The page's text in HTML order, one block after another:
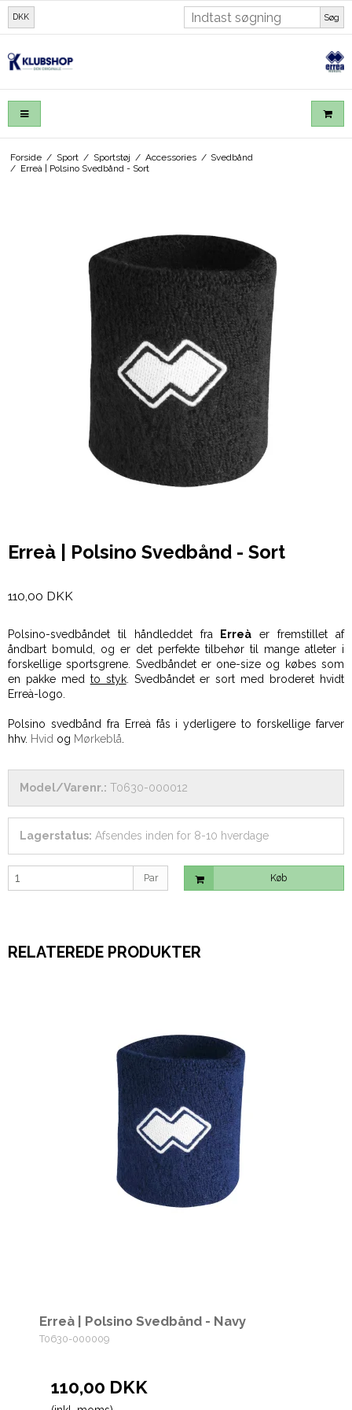
DKK Søg
Forside / Sport / Sportstøj / Accessories / Svedbånd
/ Erreà | Polsino Svedbånd - Sort
Erreà | Polsino Svedbånd - Sort
110,00 DKK
Polsino-svedbåndet til håndleddet fra Erreà er fremstillet af
åndbart bomuld, og er det perfekte tilbehør til mange atleter i
forskellige sportsgrene. Svedbåndet er one-size og købes som
en pakke med to styk. Svedbåndet er sort med broderet hvidt
Erreà-logo.
Polsino svedbånd fra Erreà fås i yderligere to forskellige farver
hhv. Hvid og Mørkeblå
Model/Varenr.: T0630-000012
Lagerstatus: Afsendes inden for 8-10 hverdage
Par Køb
RELATEREDE PRODUKTER
Erreà | Polsino Svedbånd - Navy
T0630-000009
110,00 DKK